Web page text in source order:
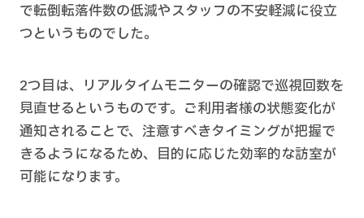
で転倒転落件数の低減やスタッフの不安軽減に役立
つというものでした。
2つ目は、リアルタイムモニターの確認で巡視回数を
見直せるというものです。ご利用者様の状態変化が
通知されることで、注意すべきタイミングが把握で
きるようになるため、目的に応じた効率的な訪室が
可能になります。